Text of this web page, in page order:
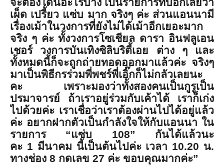
จะต้องโดนอะไรบ้าง เป็นรายการที่บอกเลยว่า
เผ็ด เปรี้ยว แซ่บ มาก จริงๆ ค่ะ ส่วนแอนนามี
เรื่องเม้าในวงการที่ยังไม่ได้เม้าอีกเยอะมาก
จริง ๆ ค่ะ ทั้งวงการโซเชียล ดารา อินฟลูเอน
เชอร์ วงการบันเทิงซิลิบริตี้เอย ต่าง ๆ และ
ทั้งหมดนี้ก็จะถูกถ่ายทอดออกมาแล้วค่ะ จริงๆ
มาเป็นพิธีกรร่วมพี่พชร์พี่เอิ๊กก็ไม่กลัวเลยนะ
คะ เพราะมองว่าทั้งสองคนเป็นกูรูเป็น
ปรมาจารย์ ถ้าเราอยู่ร่วมกับเค้าได้ เราก็เก่ง
ไปด้วยค่ะ เราเชื่อว่าเราต้องผ่านไปได้อยู่แล้ว
ค่ะ อยากฝากตัวเป็นกำลังใจให้กับแอนนา ใน
รายการ “แซ่บ 108” กันได้แล้วนะ
คะ 1 มีนาคม นี้เป็นต้นไปค่ะ เวลา 10.20 น.
ทางช่อง 8 กดเลข 27 ค่ะ ขอบคุณมากค่ะ”